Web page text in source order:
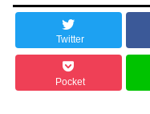
Twitter
Pocket